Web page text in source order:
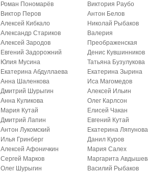
Роман Пономарёв
Виктор Перов
Алексей Кибкало
Александр Стариков
Алексей Зародов
Евгений Задорожний
Юлия Мусина
Екатерина Абдуллаева
Анна Шаленкова
Дмитрий Шурыгин
Анна Куликова
Мария Кутай
Дмитрий Лапин
Антон Лукомский
Илья Гринберг
Алексей Афоничкин
Сергей Марков
Олег Шурыгин
Виктория Раубо
Антон Белов
Николай Рыбаков
Валерия
Преображенская
Денис Кувшинников
Татьяна Бузулукова
Екатерина Зырина
Иса Магомедов
Алексей Ильин
Олег Карлсон
Елисей Чакан
Евгений Кутай
Екатерина Ляпунова
Данил Куров
Мария Салех
Маргарита
Василий Рыбаков